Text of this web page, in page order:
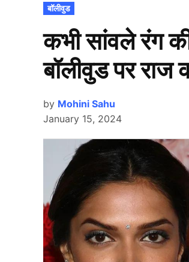
POSTED
IN
बॉलीवुड
कभी सांवले रंग
बॉलीवुड पर
by Mohini Sahu
January 15, 2024